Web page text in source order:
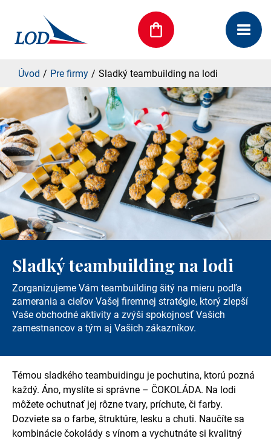
Úvod Pre firmy Sladký teambuilding na lodi
Sladký teambuilding na lodi
Zorganizujeme Vám teambuilding šitý na mieru podľa
zamerania a cieľov Vašej firemnej stratégie, ktorý zlepší
Vaše obchodné aktivity a zvýši spokojnosť Vašich
zamestnancov a tým aj Vašich zákazníkov.
Témou sladkého teambuidingu je pochutina, ktorú pozná
každý. Áno, myslíte si správne – ČOKOLÁDA. Na lodi
môžete ochutnať jej rôzne tvary, príchute, či farby.
Dozviete sa o farbe, štruktúre, lesku a chuti. Naučíte sa
kombinácie čokolády s vínom a vychutnáte si kvalitný